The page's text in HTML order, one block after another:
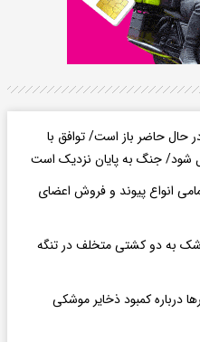
حال حاضر باز است/ توافق با
شود/ جنگ به پایان نزدیک است
انواع پیوند و فروش اعضای
به دو کشتی متخلف در تنگه
درباره کمبود ذخایر موشکی